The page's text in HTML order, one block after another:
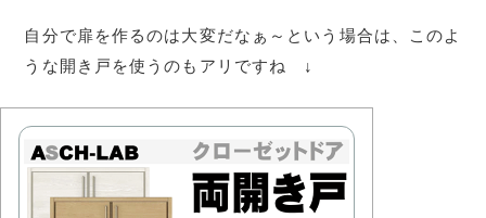
自分で扉を作るのは大変だなぁ～という場合は、このよ
うな開き戸を使うのもアリですね ↓